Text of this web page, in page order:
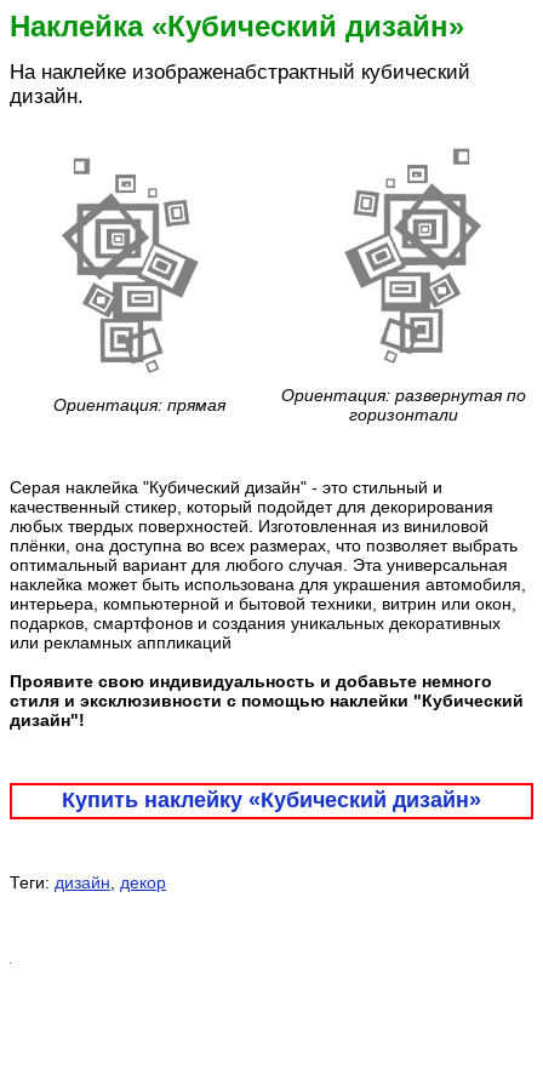
Наклейка «Кубический дизайн»
На наклейке изображенабстрактный кубический
дизайн.
Ориентация: прямая
Ориентация: развернутая по
горизонтали
Серая наклейка "Кубический дизайн" - это стильный и
качественный стикер, который подойдет для декорирования
любых твердых поверхностей. Изготовленная из виниловой
плёнки, она доступна во всех размерах, что позволяет выбрать
оптимальный вариант для любого случая. Эта универсальная
наклейка может быть использована для украшения автомобиля,
интерьера, компьютерной и бытовой техники, витрин или окон,
подарков, смартфонов и создания уникальных декоративных
или рекламных аппликаций
Проявите свою индивидуальность и добавьте немного
стиля и эксклюзивности с помощью наклейки "Кубический
дизайн"!
Купить наклейку «Кубический дизайн»
Теги: дизайн декор